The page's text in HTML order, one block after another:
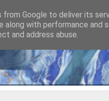
Google to deliver its
along with performance
and address abuse.